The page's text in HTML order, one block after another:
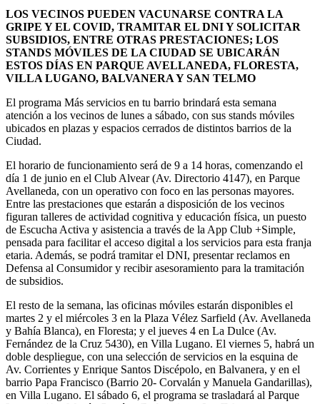
LOS VECINOS PUEDEN VACUNARSE CONTRA LA
GRIPE Y EL COVID, TRAMITAR EL DNI Y SOLICITAR
SUBSIDIOS, ENTRE OTRAS PRESTACIONES; LOS
STANDS MÓVILES DE LA CIUDAD SE UBICARÁN
ESTOS DÍAS EN PARQUE AVELLANEDA, FLORESTA,
VILLA LUGANO, BALVANERA Y SAN TELMO
El programa Más servicios en tu barrio brindará esta semana
atención a los vecinos de lunes a sábado, con sus stands móviles
ubicados en plazas y espacios cerrados de distintos barrios de la
Ciudad.
El horario de funcionamiento será de 9 a 14 horas, comenzando el
día 1 de junio en el Club Alvear (Av. Directorio 4147), en Parque
Avellaneda, con un operativo con foco en las personas mayores.
Entre las prestaciones que estarán a disposición de los vecinos
figuran talleres de actividad cognitiva y educación física, un puesto
de Escucha Activa y asistencia a través de la App Club +Simple,
pensada para facilitar el acceso digital a los servicios para esta franja
etaria. Además, se podrá tramitar el DNI, presentar reclamos en
Defensa al Consumidor y recibir asesoramiento para la tramitación
de subsidios.
El resto de la semana, las oficinas móviles estarán disponibles el
martes 2 y el miércoles 3 en la Plaza Vélez Sarfield (Av. Avellaneda
y Bahía Blanca), en Floresta; y el jueves 4 en La Dulce (Av.
Fernández de la Cruz 5430), en Villa Lugano. El viernes 5, habrá un
doble despliegue, con una selección de servicios en la esquina de
Av. Corrientes y Enrique Santos Discépolo, en Balvanera, y en el
barrio Papa Francisco (Barrio 20- Corvalán y Manuela Gandarillas),
en Villa Lugano. El sábado 6, el programa se trasladará al Parque